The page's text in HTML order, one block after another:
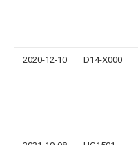
2020-12-10 D14-X000